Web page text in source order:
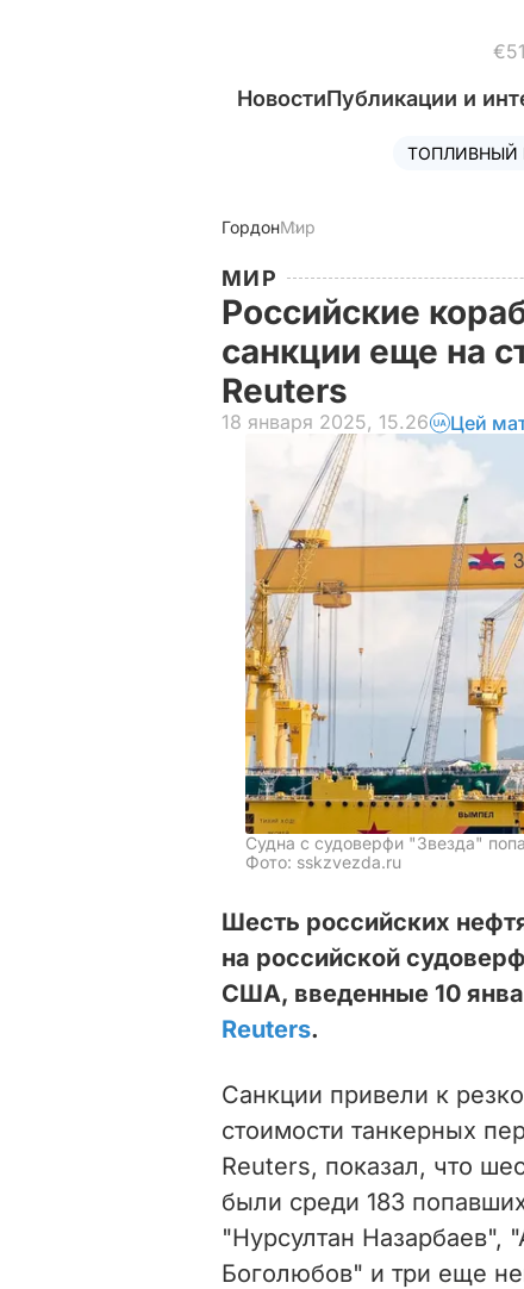
НовостиПубликации и
ТОПЛИВНЫЙ
ГордонМир
МИР
Российские
санкции еще на
Reuters
18 января 2025, 15.26 Цей
Судна с судоверфи "Звезда"
Фото: sskzvezda.ru
Шесть российских
на российской
США, введенные 10
Reuters.
Санкции привели к
стоимости танкерных
Reuters, показал, что
были среди 183
"Нурсултан Назарбаев",
Боголюбов" и три еще